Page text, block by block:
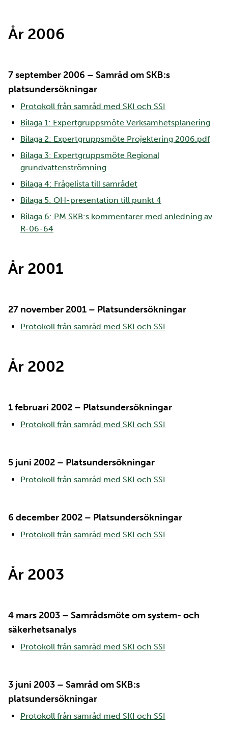
År 2006
7 september 2006 – Samråd om SKB:s
platsundersökningar
Protokoll från samråd med SKI och SSI
Bilaga 1: Expertgruppsmöte Verksamhetsplanering
Bilaga 2: Expertgruppsmöte Projektering 2006.pdf
Bilaga 3: Expertgruppsmöte Regional
grundvattenströmning
Bilaga 4: Frågelista till samrådet
Bilaga 5: OH-presentation till punkt 4
Bilaga 6: PM SKB:s kommentarer med anledning av
R-06-64
År 2001
27 november 2001 – Platsundersökningar
Protokoll från samråd med SKI och SSI
År 2002
1 februari 2002 – Platsundersökningar
Protokoll från samråd med SKI och SSI
5 juni 2002 – Platsundersökningar
Protokoll från samråd med SKI och SSI
6 december 2002 – Platsundersökningar
Protokoll från samråd med SKI och SSI
År 2003
4 mars 2003 – Samrådsmöte om system- och
säkerhetsanalys
Protokoll från samråd med SKI och SSI
3 juni 2003 – Samråd om SKB:s
platsundersökningar
Protokoll från samråd med SKI och SSI